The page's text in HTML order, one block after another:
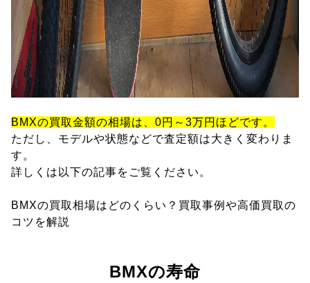
BMXの買取金額の相場は、0円～3万円ほどです。
ただし、モデルや状態などで査定額は大きく変わりま
す。
詳しくは以下の記事をご覧ください。
BMXの買取相場はどのくらい？買取事例や高価買取の
コツを解説
BMXの寿命